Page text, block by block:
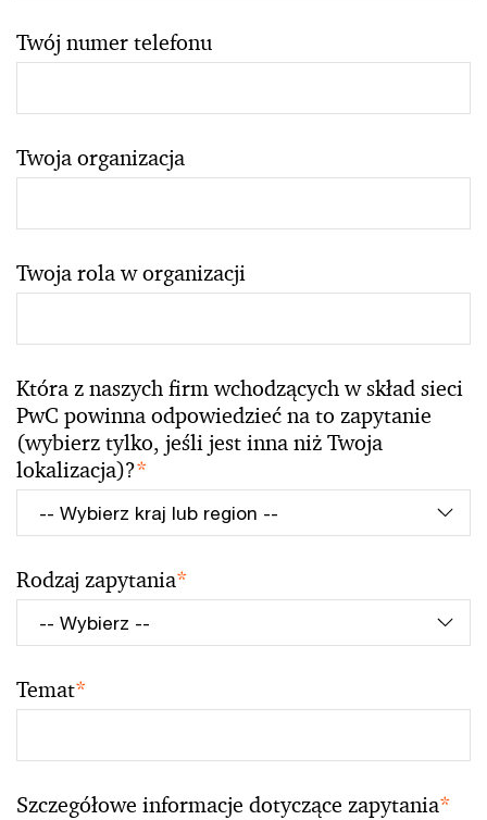
Twój numer telefonu
Twoja organizacja
Twoja rola w organizacji
Która z naszych firm wchodzących w skład sieci
PwC powinna odpowiedzieć na to zapytanie
(wybierz tylko, jeśli jest inna niż Twoja
lokalizacja)?*
Rodzaj zapytania*
Temat*
Szczegółowe informacje dotyczące zapytania*